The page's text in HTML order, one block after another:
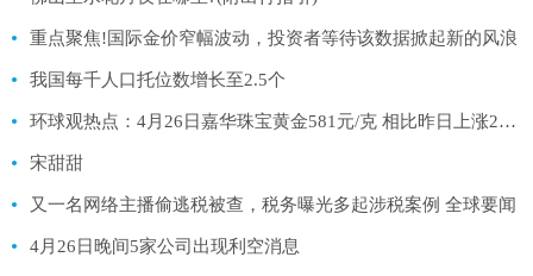
重点聚焦!国际金价窄幅波动，投资者等待该数据掀起新的风浪
我国每千人口托位数增长至2.5个
环球观热点：4月26日嘉华珠宝黄金581元/克 相比昨日上涨2元/克
宋甜甜
又一名网络主播偷逃税被查，税务曝光多起涉税案例 全球要闻
4月26日晚间5家公司出现利空消息